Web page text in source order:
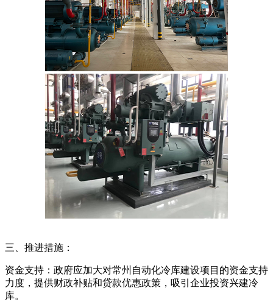
三、推进措施：
资金支持：政府应加大对常州自动化冷库建设项目的资金支持
力度，提供财政补贴和贷款优惠政策，吸引企业投资兴建冷
库。